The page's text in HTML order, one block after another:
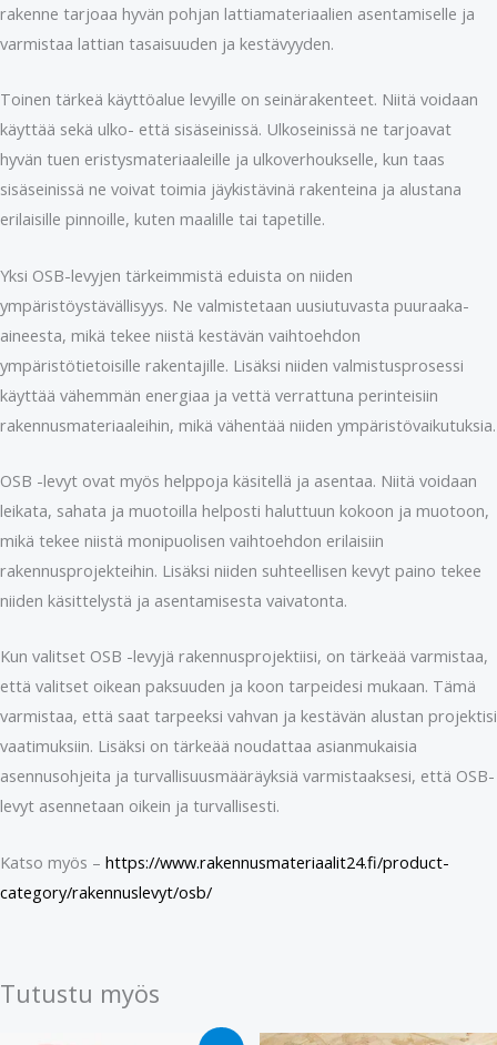
rakenne tarjoaa hyvän pohjan lattiamateriaalien asentamiselle ja
varmistaa lattian tasaisuuden ja kestävyyden.
Toinen tärkeä käyttöalue levyille on seinärakenteet. Niitä voidaan
käyttää sekä ulko- että sisäseinissä. Ulkoseinissä ne tarjoavat
hyvän tuen eristysmateriaaleille ja ulkoverhoukselle, kun taas
sisäseinissä ne voivat toimia jäykistävinä rakenteina ja alustana
erilaisille pinnoille, kuten maalille tai tapetille.
Yksi OSB-levyjen tärkeimmistä eduista on niiden
ympäristöystävällisyys. Ne valmistetaan uusiutuvasta puuraaka-
aineesta, mikä tekee niistä kestävän vaihtoehdon
ympäristötietoisille rakentajille. Lisäksi niiden valmistusprosessi
käyttää vähemmän energiaa ja vettä verrattuna perinteisiin
rakennusmateriaaleihin, mikä vähentää niiden ympäristövaikutuksia.
OSB -levyt ovat myös helppoja käsitellä ja asentaa. Niitä voidaan
leikata, sahata ja muotoilla helposti haluttuun kokoon ja muotoon,
mikä tekee niistä monipuolisen vaihtoehdon erilaisiin
rakennusprojekteihin. Lisäksi niiden suhteellisen kevyt paino tekee
niiden käsittelystä ja asentamisesta vaivatonta.
Kun valitset OSB -levyjä rakennusprojektiisi, on tärkeää varmistaa,
että valitset oikean paksuuden ja koon tarpeidesi mukaan. Tämä
varmistaa, että saat tarpeeksi vahvan ja kestävän alustan projektisi
vaatimuksiin. Lisäksi on tärkeää noudattaa asianmukaisia ​​
asennusohjeita ja turvallisuusmääräyksiä varmistaaksesi, että OSB-
levyt asennetaan oikein ja turvallisesti.
Katso myös – https://www.rakennusmateriaalit24.fi/product-
category/rakennuslevyt/osb/
Tutustu myös